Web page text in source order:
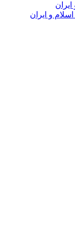
و ایران